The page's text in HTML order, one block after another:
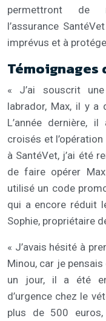
permettront de
l’assurance
imprévus et à
Témoignages
« J’ai souscrit
labrador, Max, il y a
L’année dernière,
croisés et
à SantéVet, j’ai été
de faire opérer
utilisé un code
qui a encore réduit
Sophie, propriétaire
« J’avais hésité à
Minou, car je
un jour, il a été
d’urgence chez le
plus de 500